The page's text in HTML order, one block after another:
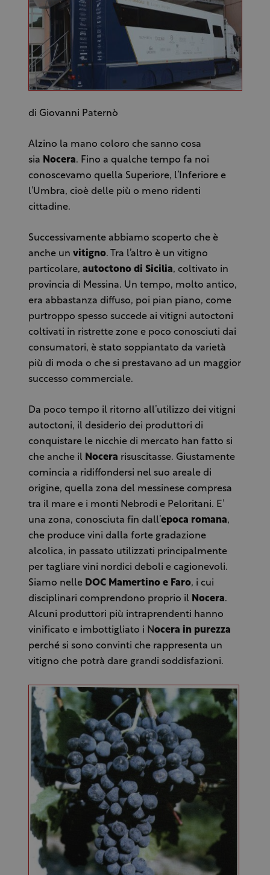
di Giovanni Paternò
Alzino la mano coloro che sanno cosa
sia Nocera. Fino a qualche tempo fa noi
conoscevamo quella Superiore, l’Inferiore e
l’Umbra, cioè delle più o meno ridenti
cittadine.
Successivamente abbiamo scoperto che è
anche un vitigno. Tra l’altro è un vitigno
particolare, autoctono di Sicilia, coltivato in
provincia di Messina. Un tempo, molto antico,
era abbastanza diffuso, poi pian piano, come
purtroppo spesso succede ai vitigni autoctoni
coltivati in ristrette zone e poco conosciuti dai
consumatori, è stato soppiantato da varietà
più di moda o che si prestavano ad un maggior
successo commerciale.
Da poco tempo il ritorno all’utilizzo dei vitigni
autoctoni, il desiderio dei produttori di
conquistare le nicchie di mercato han fatto si
che anche il Nocera risuscitasse. Giustamente
comincia a ridiffondersi nel suo areale di
origine, quella zona del messinese compresa
tra il mare e i monti Nebrodi e Peloritani. E’
una zona, conosciuta fin dall’epoca romana,
che produce vini dalla forte gradazione
alcolica, in passato utilizzati principalmente
per tagliare vini nordici deboli e cagionevoli.
Siamo nelle DOC Mamertino e Faro, i cui
disciplinari comprendono proprio il Nocera.
Alcuni produttori più intraprendenti hanno
vinificato e imbottigliato i Nocera in purezza
perché si sono convinti che rappresenta un
vitigno che potrà dare grandi soddisfazioni.